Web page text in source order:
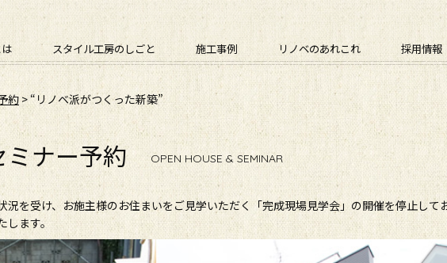
スタイル工房のしごと 施工事例 リノベのあれこれ 採用情報
約> “リノベ派がつくった新築”
ナー予約 OPEN HOUSE & SEMINAR
況を受け、お施主様のお住まいをご見学いただく「完成現場見学会」の開催を停止して
ます。